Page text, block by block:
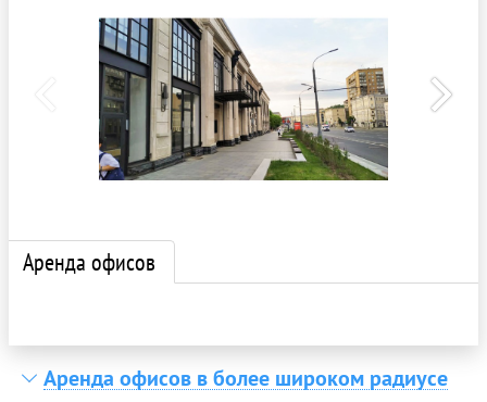
Аренда офисов
Аренда офисов в более широком радиусе